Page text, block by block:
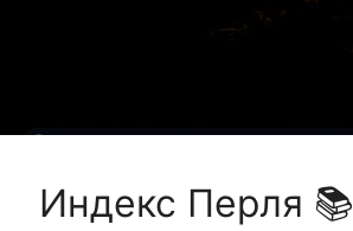
Индекс Перля 📚